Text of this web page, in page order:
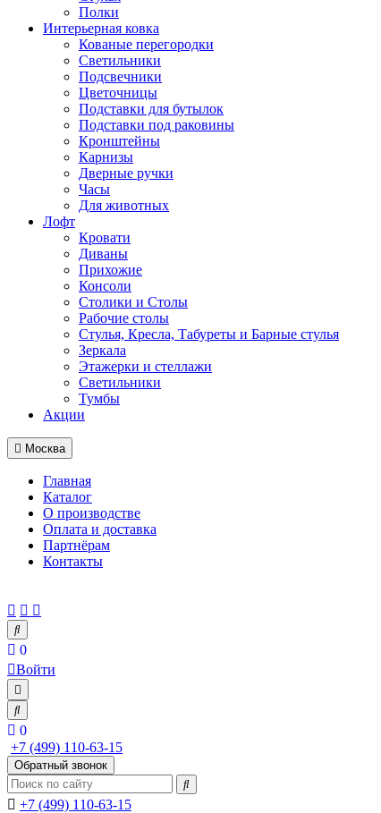
Полки
Интерьерная ковка
Кованые перегородки
Светильники
Подсвечники
Цветочницы
Подставки для бутылок
Подставки под раковины
Кронштейны
Карнизы
Дверные ручки
Часы
Для животных
Лофт
Кровати
Диваны
Прихожие
Консоли
Столики и Столы
Рабочие столы
Стулья, Кресла, Табуреты и Барные стулья
Зеркала
Этажерки и стеллажи
Светильники
Тумбы
Акции
Москва
Главная
Каталог
О производстве
Оплата и доставка
Партнёрам
Контакты
0
Войти
0
+7 (499) 110-63-15
Обратный звонок
+7 (499) 110-63-15